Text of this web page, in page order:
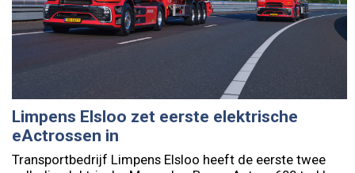
Limpens Elsloo zet eerste elektrische
eActrossen in
Transportbedrijf Limpens Elsloo heeft de eerste twee